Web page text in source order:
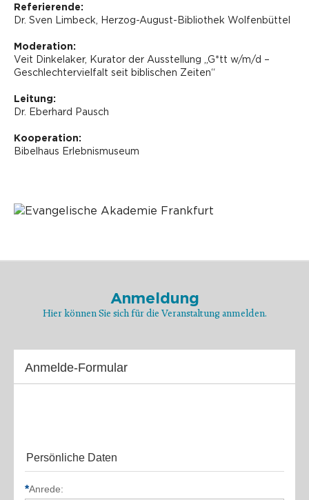
Referierende:
Dr. Sven Limbeck, Herzog-August-Bibliothek Wolfenbüttel
Moderation:
Veit Dinkelaker, Kurator der Ausstellung „G*tt w/m/d –
Geschlechtervielfalt seit biblischen Zeiten“
Leitung:
Dr. Eberhard Pausch
Kooperation:
Bibelhaus Erlebnismuseum
Anmeldung
Hier können Sie sich für die Veranstaltung anmelden.